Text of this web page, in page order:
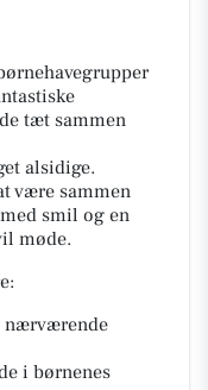
tæt sammen
alsidige.
være sammen
smil og en
møde.
nærværende
i børnenes